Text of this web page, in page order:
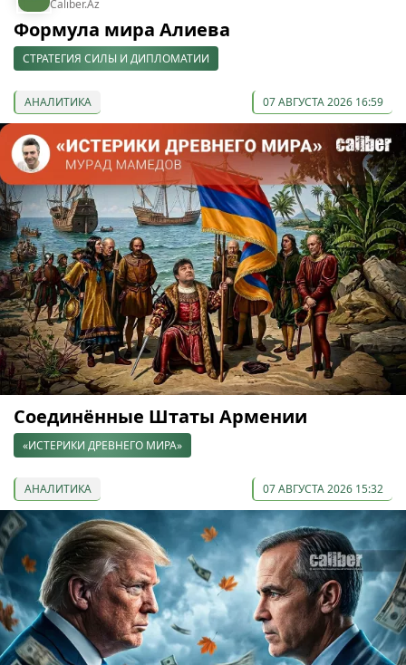
Caliber.Az
Формула мира Алиева
СТРАТЕГИЯ СИЛЫ И ДИПЛОМАТИИ
АНАЛИТИКА 07 АВГУСТА 2026 16:59
Соединённые Штаты Армении
«ИСТЕРИКИ ДРЕВНЕГО МИРА»
АНАЛИТИКА 07 АВГУСТА 2026 15:32